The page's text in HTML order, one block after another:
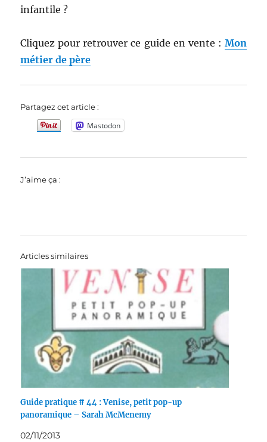
infantile ?
Cliquez pour retrouver ce guide en vente : Mon
métier de père
Partagez cet article :
Mastodon
J’aime ça :
Articles similaires
Guide pratique # 44 : Venise, petit pop-up
panoramique – Sarah McMenemy
02/11/2013